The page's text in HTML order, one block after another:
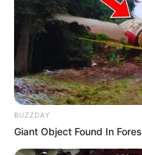
remojadas, con
con valores,
inculcó, además
Cada noche, Doña
BUZZDAY
Giant Object Found In